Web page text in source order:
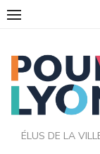
Skip
ÉLUS DE LA